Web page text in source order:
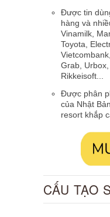
Được tin
hàng và
Vinamilk,
Toyota,
Grab, Urbox,
Rikkeisoft
Được phân
của Nhật
resort khắp
CẤU TẠO